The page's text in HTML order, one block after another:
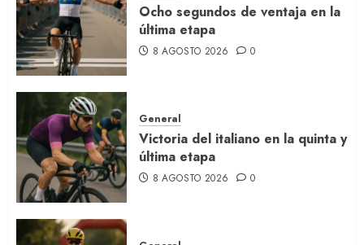
Ocho segundos de ventaja en la
última etapa
8 AGOSTO 2026 0
General
Victoria del italiano en la quinta y
última etapa
8 AGOSTO 2026 0